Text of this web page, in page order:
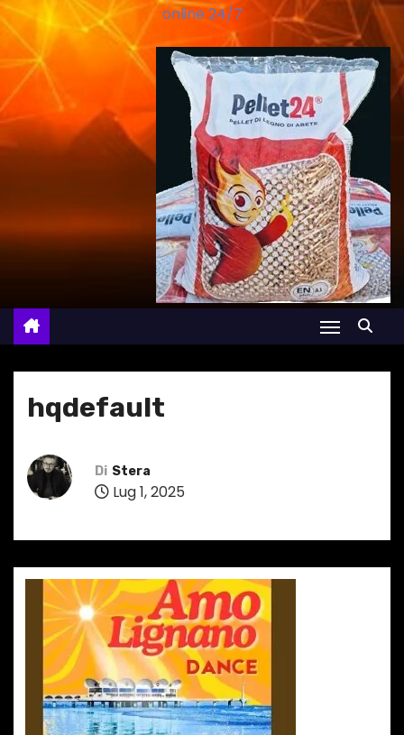
online 24/7
hqdefault
Di Stera
Lug 1, 2025